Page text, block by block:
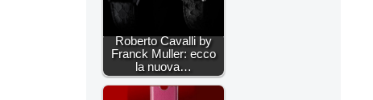
Roberto Cavalli by
Franck Muller: ecco
la nuova…